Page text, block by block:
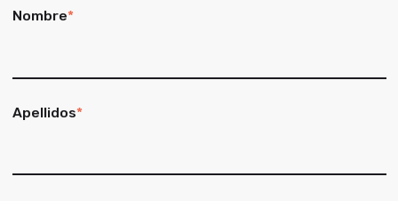
Nombre*
Apellidos*